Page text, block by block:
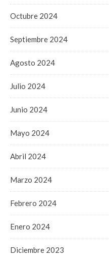
Octubre 2024
Septiembre 2024
Agosto 2024
Julio 2024
Junio 2024
Mayo 2024
Abril 2024
Marzo 2024
Febrero 2024
Enero 2024
Diciembre 2023